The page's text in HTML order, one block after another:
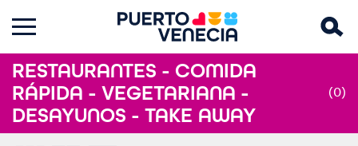
RESTAURANTES - COMIDA
RÁPIDA - VEGETARIANA -
DESAYUNOS - TAKE AWAY
(0)